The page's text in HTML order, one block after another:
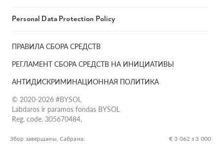
Збор завершаны. Сабрана: € 3 062 з 3 000
ПРАВИЛА СБОРА СРЕДСТВ
РЕГЛАМЕНТ СБОРА СРЕДСТВ НА ИНИЦИАТИВЫ
АНТИДИСКРИМИНАЦИОННАЯ ПОЛИТИКА
© 2020-2026 #BYSOL
Labdaros ir paramos fondas BYSOL
Reg. code. 305670484,
g.17-1, LT-13253
Personal Data Protection Policy